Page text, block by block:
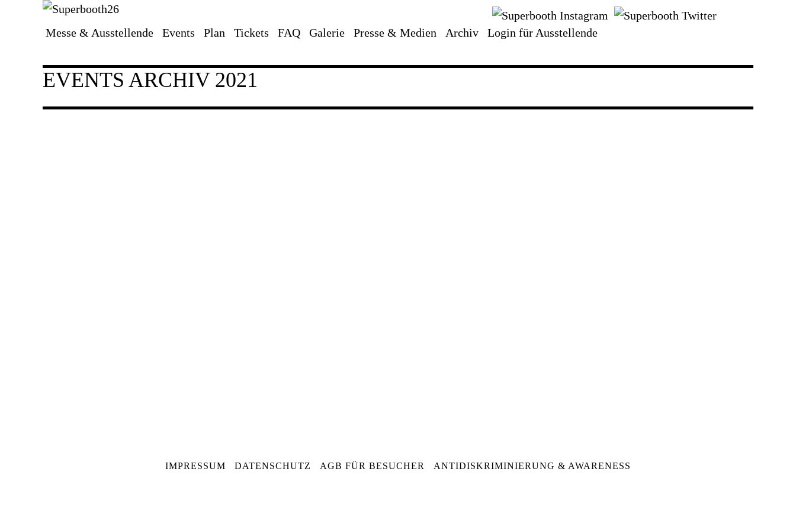
Navigation
Messe & Ausstellende Events Plan Tickets FAQ Galerie Presse & Medien Archiv Login für Ausstellende
EVENTS ARCHIV 2021
IMPRESSUM DATENSCHUTZ AGB FÜR BESUCHER ANTIDISKRIMINIERUNG & AWARENESS